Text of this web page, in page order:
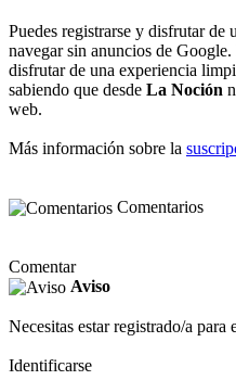
Puedes registrarse y disfrutar de
navegar sin anuncios de Google.
disfrutar de una experiencia
sabiendo que desde La Noción
web.
Más información sobre la
Comentarios
Comentar
Aviso
Necesitas estar registrado/a
Identificarse